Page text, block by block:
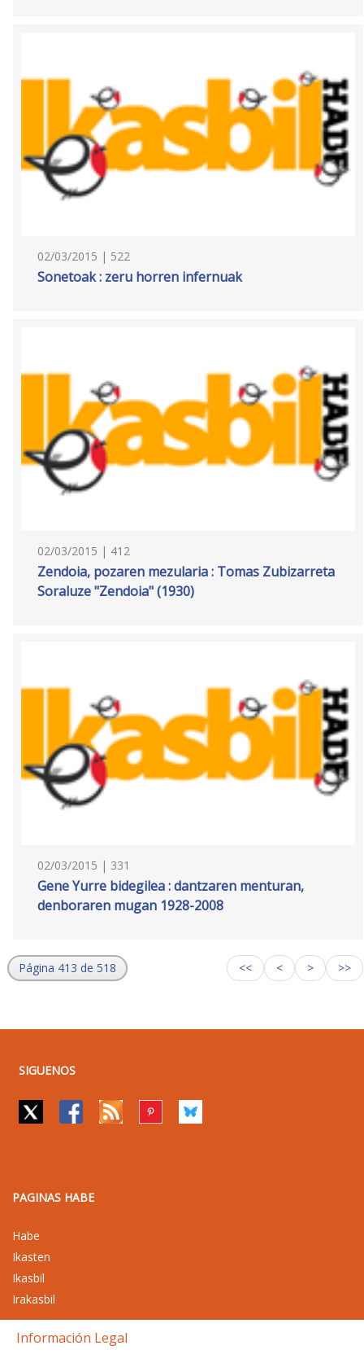
02/03/2015 | 522
Sonetoak : zeru horren infernuak
02/03/2015 | 412
Zendoia, pozaren mezularia : Tomas Zubizarreta
Soraluze "Zendoia" (1930)
02/03/2015 | 331
Gene Yurre bidegilea : dantzaren menturan,
denboraren mugan 1928-2008
Página 413 de 518 << < > >>
SIGUENOS
PAGINAS HABE
Habe
Ikasten
Ikasbil
Irakasbil
Información Legal